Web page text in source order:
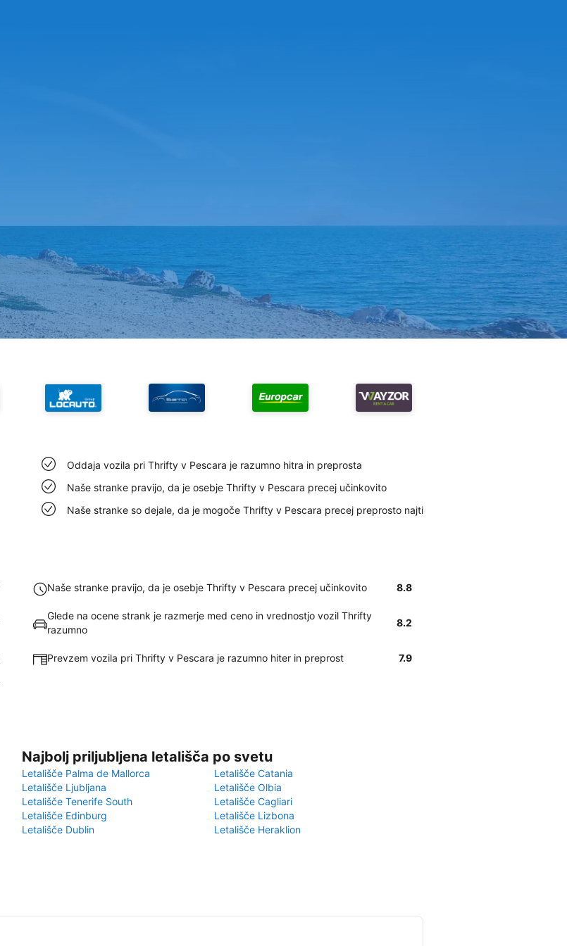
Oddaja vozila pri Thrifty v Pescara je razumno hitra in preprosta
Naše stranke pravijo, da je osebje Thrifty v Pescara precej učinkovito
Naše stranke so dejale, da je mogoče Thrifty v Pescara precej preprosto najti
Naše stranke pravijo, da je osebje Thrifty v Pescara precej učinkovito 8.8
Glede na ocene strank je razmerje med ceno in vrednostjo vozil Thrifty
razumno
8.2
Prevzem vozila pri Thrifty v Pescara je razumno hiter in preprost 7.9
Najbolj priljubljena letališča po svetu
Letališče Palma de Mallorca
Letališče Catania
Letališče Ljubljana
Letališče Olbia
Letališče Tenerife South
Letališče Cagliari
Letališče Edinburg
Letališče Lizbona
Letališče Dublin
Letališče Heraklion